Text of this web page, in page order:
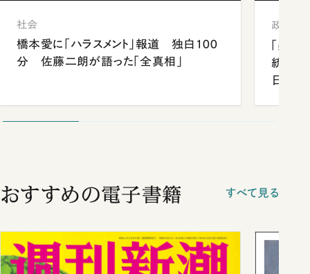
社会
橋本愛に「ハラスメント」報道 独白100
分 佐藤二朗が語った「全真相」
政治
「楽し
統領と
日米
おすすめの電子書籍 すべて見る